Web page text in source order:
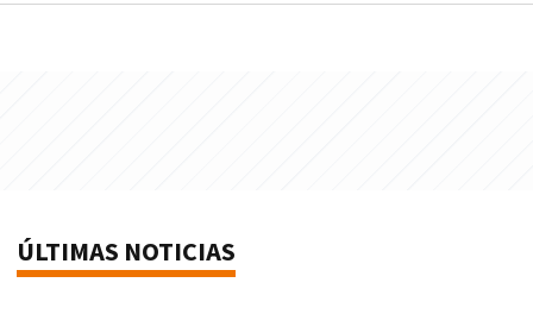
ÚLTIMAS NOTICIAS